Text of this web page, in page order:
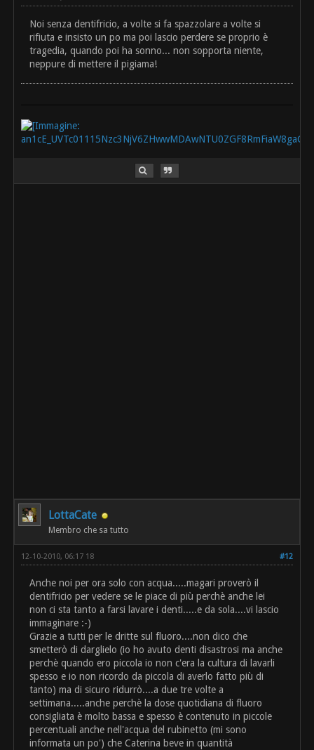
Noi senza dentifricio, a volte si fa spazzolare a volte si
rifiuta e insisto un po ma poi lascio perdere se proprio è
tragedia, quando poi ha sonno... non sopporta niente,
neppure di mettere il pigiama!
LottaCate
Membro che sa tutto
#12
12-10-2010, 06:17 18
Anche noi per ora solo con acqua.....magari proverò il
dentifricio per vedere se le piace di più perchè anche lei
non ci sta tanto a farsi lavare i denti.....e da sola....vi lascio
immaginare :-)
Grazie a tutti per le dritte sul fluoro....non dico che
smetterò di darglielo (io ho avuto denti disastrosi ma anche
perchè quando ero piccola io non c'era la cultura di lavarli
spesso e io non ricordo da piccola di averlo fatto più di
tanto) ma di sicuro ridurrò....a due tre volte a
settimana.....anche perchè la dose quotidiana di fluoro
consigliata è molto bassa e spesso è contenuto in piccole
percentuali anche nell'acqua del rubinetto (mi sono
informata un po') che Caterina beve in quantità